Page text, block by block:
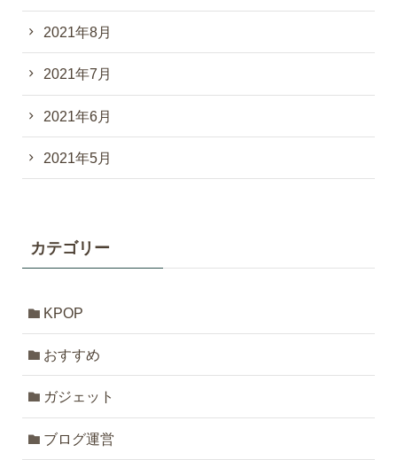
2021年8月
2021年7月
2021年6月
2021年5月
カテゴリー
KPOP
おすすめ
ガジェット
ブログ運営